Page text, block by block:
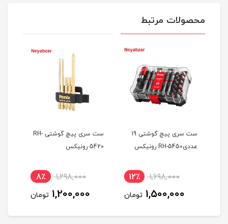
محصولات مرتبط
ست سری پیچ گوشتی 19
عددیRH-5450 رونیکس
1,698,000 12٪
1,500,000 تومان
ست سری پیچ گوشتی RH-
5420 رونیکس
1,298,000 8٪
1,200,000 تومان